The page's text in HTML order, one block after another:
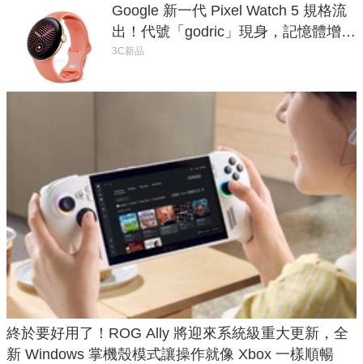
Google 新一代 Pixel Watch 5 規格流
出！代號「godric」現身，記憶體增強
鎖定 AI 應用
3C新品
終於要好用了！ROG Ally 將迎來系統級重大更新，全
新 Windows 掌機殼模式讓操作就像 Xbox 一樣順暢